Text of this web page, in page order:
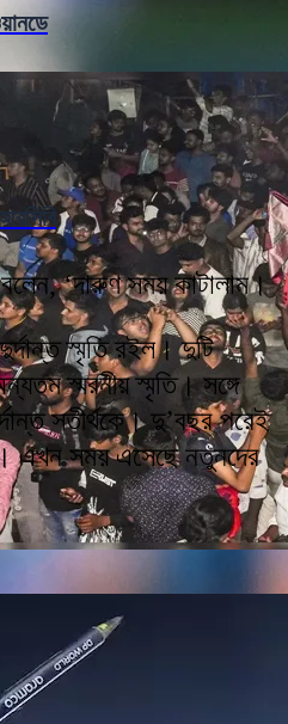
‘দারুণ সময় কাটালাম।
স্মৃতি রইল। দুটি
স্মরনীয় স্মৃতি। সঙ্গে
সতীর্থকে। দু’বছর পরেই
এখন সময় এসেছে নতুনদের